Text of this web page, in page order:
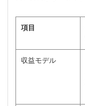
項目
収益モデル